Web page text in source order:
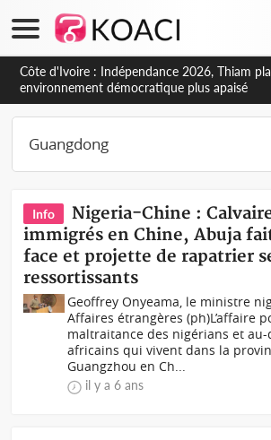
Côte d'Ivoire : Indépendance 2026, Thiam
environnement démocratique plus apaisé
Info
Nigeria-Chine :
immigrés en Chine, Abuja
face et projette de rapatrier
ressortissants
Geoffrey Onyeama, le ministre
Affaires étrangères (ph)L’affaire
maltraitance des nigérians et au-
africains qui vivent dans la
Guangzhou en Ch...
il y a 6 ans